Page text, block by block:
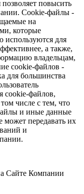
повысить
Сookie-файлы -
на
которые
используются для
а также,
владельцам,
cookie-файлов -
для большинства
cookie-файлов,
числе с тем, что
и иные данные
может передавать их
и
Сайте Компании